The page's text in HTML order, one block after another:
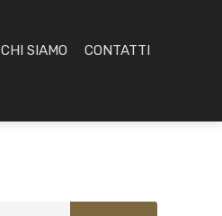
CHI SIAMO CONTATTI